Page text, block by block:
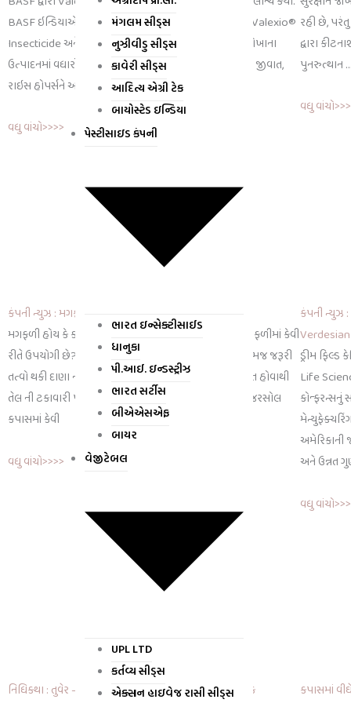
મંગલમ સીડ્સ
નુઝીવીડુ સીડ્સ
કાવેરી સીડ્સ
આદિત્ય એગ્રી ટેક
બાયોસ્ટેડ ઇન્ડિયા
પેસ્ટીસાઇડ કંપની
ભારત ઇન્સેક્ટીસાઈડ
ધાનુકા
પી.આઈ. ઇન્ડસ્ટ્રીઝ
ભારત સર્ટીસ
બીએએસએફ
બાયર
વેજીટેબલ
UPL LTD
કર્તવ્ય સીડ્સ
એક્સન હાઇવેજ રાસી સીડ્સ
BASF ઇન્ડિયાએ તેના બે નવીનતમ વૈશ્વિક પાક સંરક્ષણ ઉકેલો, Valexio®
Insecticide અને Mibelya® Fungicide લોન્ચ કર્યા છે, જે ચોખાના
ઉત્પાદનમાં વધારો કરવામાં મદદ કરશે કારણ કે તે ચોખાના મુખ્ય જીવાત,
રાઇસ હોપર્સને અને શીથ બ્લાઈટ નિયંત્રણ જેવા
વધુ વાંચો>>>>
રહી છે,
દ્વારા
પુનરુત્થાન …
વધુ
કંપની ન્યુઝ : મગફળી હોય કે કપાસ મેજરસોલનું કામ ઝક્કાસ
મગફળી હોય કે કપાસ મેજરસોલનું કામ ઝક્કાસ મેજરસોલ મગફળીમાં કેવી
રીતે ઉપયોગી છે? સંતુલિત પોષકતત્વોયુક્ત ફૉસ્ફરસ, પોટાશ તેમજ જરૂરી
તત્વો થકી દાણા ની ગુણવતા, વજન માં વધારો કરે અને સલ્ફરયુક્ત હોવાથી
તેલ ની ટકાવારી પણ વધારે છે. ભલામણ : ૨-૩ ગ્રામ / લિટર મેજરસોલ
કપાસમાં કેવી
વધુ વાંચો>>>>
કંપની ન્યુઝ
ડ્રીમ
Life
અમેરિકાની
અને ઉન્નત
વધુ
નિધિકથા : તુવેર – ઓછા ખર્ચે વધુ નફો આપતો શ્રેષ્ઠ કઠોળ પાક
કપાસમાં